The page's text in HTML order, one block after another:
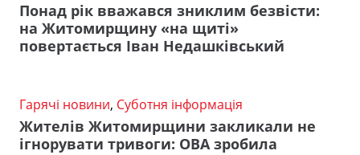
Понад рік вважався зниклим безвісти:
на Житомирщину «на щиті»
повертається Іван Недашківський
Гарячі новини, Суботня інформація
Жителів Житомирщини закликали не
ігнорувати тривоги: ОВА зробила